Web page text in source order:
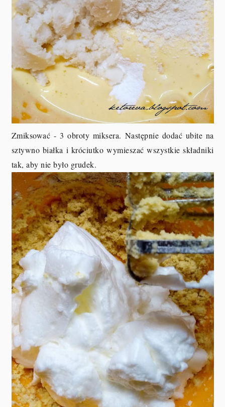
Zmiksować - 3 obroty miksera. Następnie dodać ubite na
sztywno białka i króciutko wymieszać wszystkie składniki
tak, aby nie było grudek.